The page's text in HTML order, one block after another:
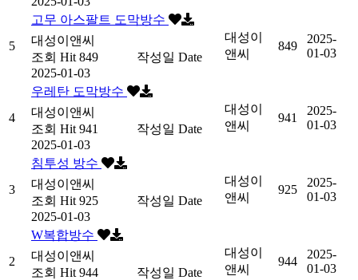
5
고무 아스팔트 도막방수
대성이앤씨
조회 Hit 849 작성일 Date
2025-01-03
대성이
앤씨
849
2025-
01-03
4
우레탄 도막방수
대성이앤씨
조회 Hit 941 작성일 Date
2025-01-03
대성이
앤씨
941
2025-
01-03
3
침투성 방수
대성이앤씨
조회 Hit 925 작성일 Date
2025-01-03
대성이
앤씨
925
2025-
01-03
2
W복합방수
대성이앤씨
조회 Hit 944 작성일 Date
대성이
앤씨
944
2025-
01-03